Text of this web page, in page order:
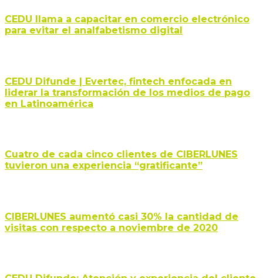
CEDU llama a capacitar en comercio electrónico
para evitar el analfabetismo digital
CEDU Difunde | Evertec, fintech enfocada en
liderar la transformación de los medios de pago
en Latinoamérica
Cuatro de cada cinco clientes de CIBERLUNES
tuvieron una experiencia “gratificante”
CIBERLUNES aumentó casi 30% la cantidad de
visitas con respecto a noviembre de 2020